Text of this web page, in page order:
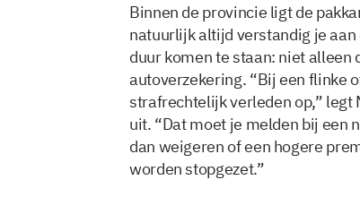
Binnen de provincie ligt de
natuurlijk altijd verstandig je
duur komen te staan: niet alleen
autoverzekering. “Bij een flinke
strafrechtelijk verleden op,”
uit. “Dat moet je melden bij een
dan weigeren of een hogere
worden stopgezet.”